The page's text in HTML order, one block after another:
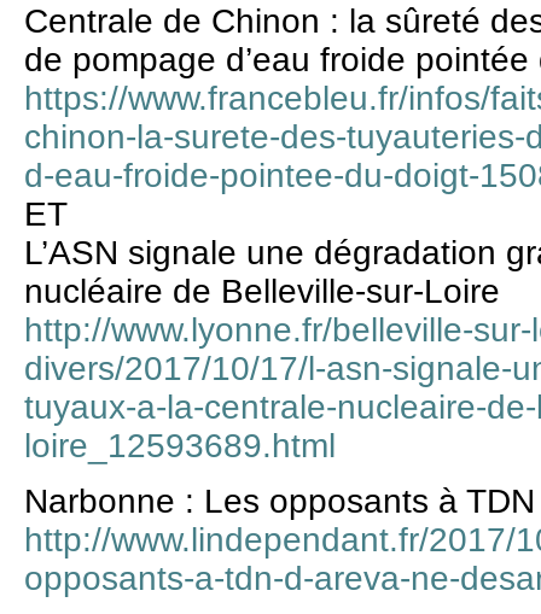
Centrale de Chinon : la sûreté
de pompage d’eau froide
https://www.francebleu.fr/infos/
chinon-la-surete-des-
d-eau-froide-pointee-du-doigt-
ET
L’ASN signale une dégradation
nucléaire de Belleville-sur-Loire
http://www.lyonne.fr/belleville-
divers/2017/10/17/l-asn-signale-
tuyaux-a-la-centrale-nucleaire-
loire_12593689.html
Narbonne : Les opposants à
http://www.lindependant.fr/2017/
opposants-a-tdn-d-areva-ne-